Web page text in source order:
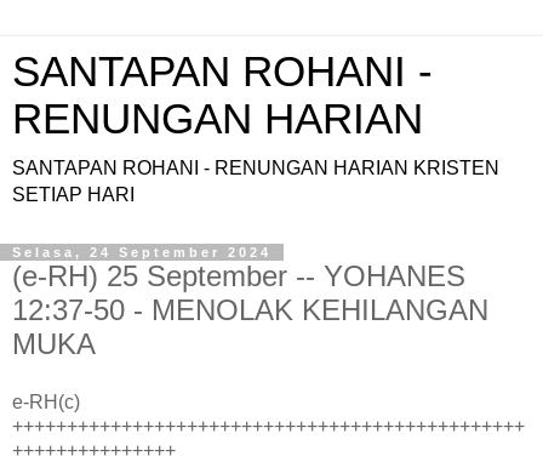
SANTAPAN ROHANI -
RENUNGAN HARIAN
SANTAPAN ROHANI - RENUNGAN HARIAN KRISTEN
SETIAP HARI
Selasa, 24 September 2024
(e-RH) 25 September -- YOHANES
12:37-50 - MENOLAK KEHILANGAN
MUKA
e-RH(c)
+++++++++++++++++++++++++++++++++++++++++++++++
+++++++++++++++